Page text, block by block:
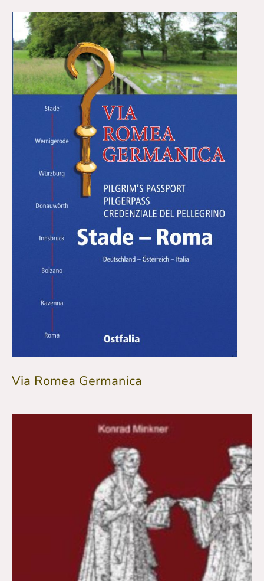
Via Romea Germanica